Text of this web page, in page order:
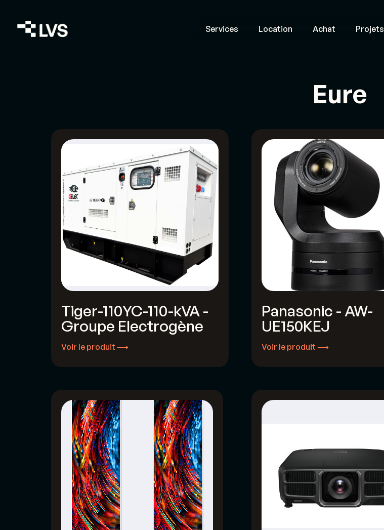
Services Location Achat Projets
Eure
Tiger-110YC-110-kVA -
Groupe Electrogène
Voir le produit ⟶
Panasonic - AW-
UE150KEJ
Voir le produit ⟶